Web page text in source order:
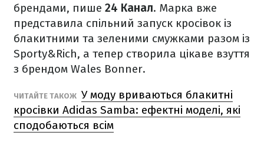
брендами, пише 24 Канал. Марка вже
представила спільний запуск кросівок із
блакитними та зеленими смужками разом із
Sporty&Rich, а тепер створила цікаве взуття
з брендом Wales Bonner.
ЧИТАЙТЕ ТАКОЖ У моду вриваються блакитні
кросівки Adidas Samba: ефектні моделі, які
сподобаються всім